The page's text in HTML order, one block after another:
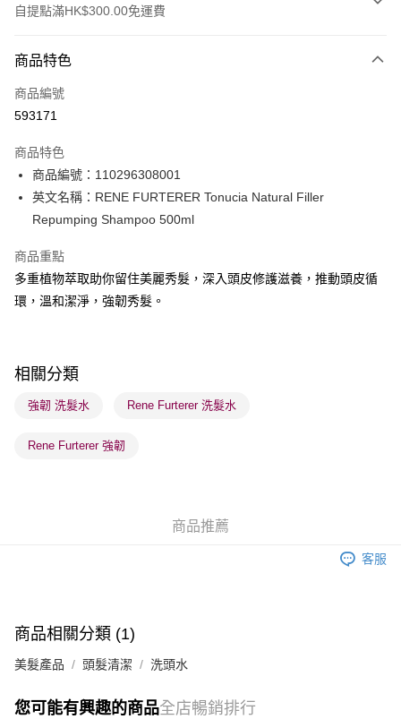
自提點滿HK$300.00免運費
信用卡
Apple Pay
PayMe
WeChat Pay
送貨方式
順豐自助櫃 - 確認發貨後1-3個工作天送達
順豐站及營業點 - 確認發貨後1-3個工作天送達
物流公司進行物流配送
取。逾期會取消訂單，並不會安排重寄
每筆HK$20.00，滿HK$100.00或以上免運費
澳門地區配送 - 確認發貨後1-4個工作天送達
商品特色
商品編號
593171
商品特色
商品編號：110296308001
英文名稱：RENE FURTERER Tonucia Natural Filler
Repumping Shampoo 500ml
商品重點
多重植物萃取助你留住美麗秀髮，深入頭皮修護滋養，推動頭皮循
環，溫和潔淨，強韌秀髮。
相關分類
強韌 洗髮水 Rene Furterer 洗髮水
Rene Furterer 強韌
商品推薦
客服
商品相關分類 (1)
美髮產品 頭髮清潔 洗頭水
您可能有興趣的商品全店暢銷排行